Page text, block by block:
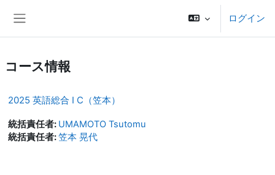
ログイン
コース情報
2025 英語総合 I C（笠本）
統括責任者: UMAMOTO Tsutomu
統括責任者:笠本 晃代